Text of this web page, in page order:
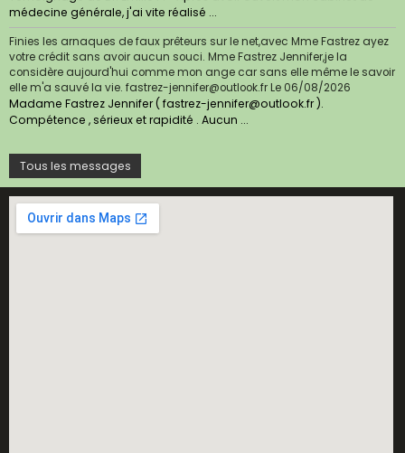
médecine générale, j'ai vite réalisé ...
Finies les arnaques de faux prêteurs sur le net,avec Mme Fastrez ayez
votre crédit sans avoir aucun souci. Mme Fastrez Jennifer,je la
considère aujourd'hui comme mon ange car sans elle même le savoir
elle m'a sauvé la vie. fastrez-jennifer@outlook.frLe 06/08/2026
Madame Fastrez Jennifer ( fastrez-jennifer@outlook.fr ).
Compétence , sérieux et rapidité . Aucun ...
Tous les messages